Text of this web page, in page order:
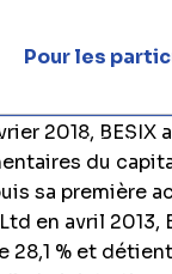
Pour les
une2018,
du
sa première
en avril 2013,
28,1 % et